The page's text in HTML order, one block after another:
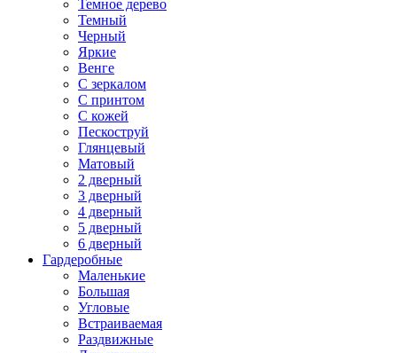
Темное дерево
Темный
Черный
Яркие
Венге
С зеркалом
С принтом
С кожей
Пескоструй
Глянцевый
Матовый
2 дверный
3 дверный
4 дверный
5 дверный
6 дверный
Гардеробные
Маленькие
Большая
Угловые
Встраиваемая
Раздвижные